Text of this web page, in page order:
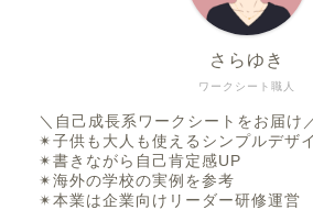
ワークシート職人
さらゆき
＼自己成長系ワークシートをお届け
✴︎子供も大人も使えるシンプルデザ
✴︎書きながら自己肯定感UP
✴︎海外の学校の実例を参考
✴︎本業は企業向けリーダー研修運営